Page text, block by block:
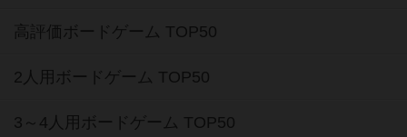
高評価ボードゲーム TOP50
2人用ボードゲーム TOP50
3～4人用ボードゲーム TOP50